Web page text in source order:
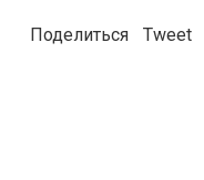
Поделиться Tweet